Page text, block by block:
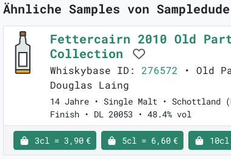
Ähnliche Samples von Sampledude
Fettercairn 2010 Old
Collection
Whiskybase ID: 276572 • Old
Douglas Laing
14 Jahre • Single Malt • Schottland
Finish • DL 20053 • 48.4% vol
3cl = 3,90 € 5cl = 6,60 €